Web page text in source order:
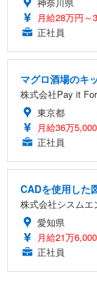
月給28万円～
正社員
マグロ酒場のキ
株式会社Pay it
東京都
月給36万
正社員
CADを使用した
株式会社シスム
愛知県
月給21万
正社員